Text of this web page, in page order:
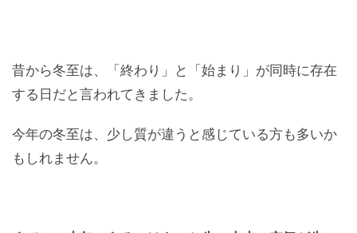
昔から冬至は、「終わり」と「始まり」が同時に存在
する日だと言われてきました。
今年の冬至は、少し質が違うと感じている方も多いか
もしれません。